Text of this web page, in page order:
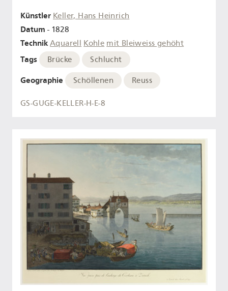
Künstler Keller, Hans Heinrich
Datum - 1828
Technik Aquarell Kohle mit Bleiweiss gehöht
Tags Brücke Schlucht
Geographie Schöllenen Reuss
GS-GUGE-KELLER-H-E-8